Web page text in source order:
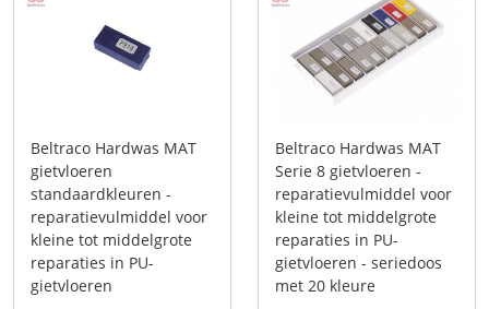
Beltraco Hardwas MAT
gietvloeren
standaardkleuren -
reparatievulmiddel voor
kleine tot middelgrote
reparaties in PU-
gietvloeren
Beltraco Hardwas MAT
Serie 8 gietvloeren -
reparatievulmiddel voor
kleine tot middelgrote
reparaties in PU-
gietvloeren - seriedoos
met 20 kleure